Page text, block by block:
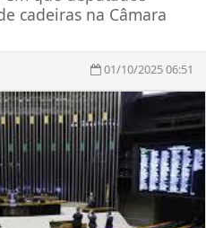
cadeiras na Câmara
01/10/2025 06:51